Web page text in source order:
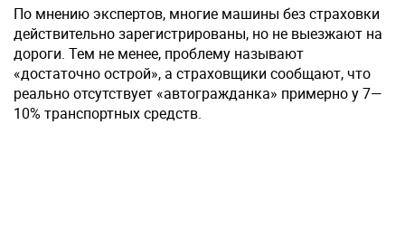
По мнению экспертов, многие машины без страховки
действительно зарегистрированы, но не выезжают на
дороги. Тем не менее, проблему называют
«достаточно острой», а страховщики сообщают, что
реально отсутствует «автогражданка» примерно у 7—
10% транспортных средств.